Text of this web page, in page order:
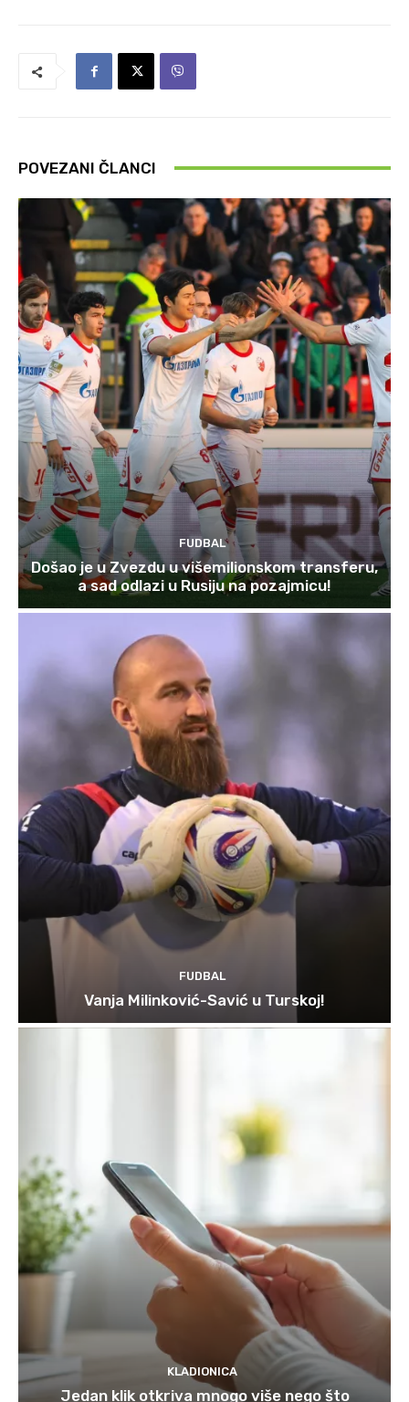
POVEZANI ČLANCI
FUDBAL
Došao je u Zvezdu u višemilionskom transferu,
a sad odlazi u Rusiju na pozajmicu!
FUDBAL
Vanja Milinković-Savić u Turskoj!
KLADIONICA
Jedan klik otkriva mnogo više nego što